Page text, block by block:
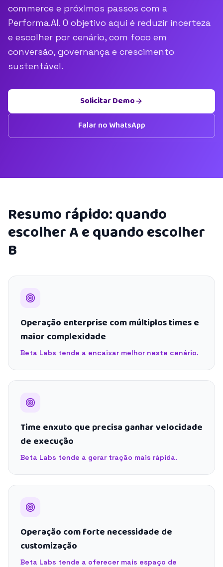
commerce e próximos passos com a
Performa.AI. O objetivo aqui é reduzir incerteza
e escolher por cenário, com foco em
conversão, governança e crescimento
sustentável.
Solicitar Demo
Falar no WhatsApp
Resumo rápido: quando
escolher A e quando escolher
B
Operação enterprise com múltiplos times e
maior complexidade
Beta Labs tende a encaixar melhor neste cenário.
Time enxuto que precisa ganhar velocidade
de execução
Beta Labs tende a gerar tração mais rápida.
Operação com forte necessidade de
customização
Beta Labs tende a oferecer mais espaço de